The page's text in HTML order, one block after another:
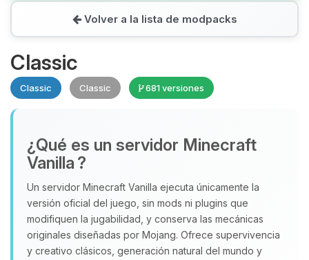
Volver a la lista de modpacks
Classic
Classic Classic 681 versiones
¿Qué es un servidor Minecraft
Vanilla ?
Un servidor Minecraft Vanilla ejecuta únicamente la
versión oficial del juego, sin mods ni plugins que
modifiquen la jugabilidad, y conserva las mecánicas
originales diseñadas por Mojang. Ofrece supervivencia
y creativo clásicos, generación natural del mundo y
Yupi, por fin alguien con quien
hablar! Soy Choupy, tu pequeno
asistente de BoxToPlay. Cuentame
que necesitas y moveré mis